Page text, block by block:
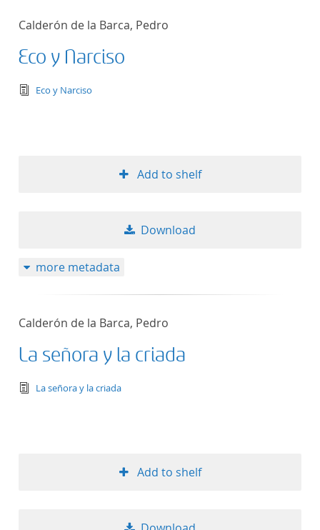
Calderón de la Barca, Pedro
Eco y Narciso
text/tg.edition+tg.aggregation+xml
Eco y Narciso
Add to shelf
Download
more metadata
Calderón de la Barca, Pedro
La señora y la criada
text/tg.edition+tg.aggregation+xml
La señora y la criada
Add to shelf